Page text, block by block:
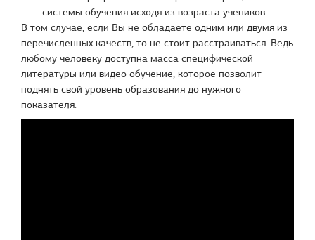
системы обучения исходя из возраста учеников.
В том случае, если Вы не обладаете одним или двумя из
перечисленных качеств, то не стоит расстраиваться. Ведь
любому человеку доступна масса специфической
литературы или видео обучение, которое позволит
поднять свой уровень образования до нужного
показателя.